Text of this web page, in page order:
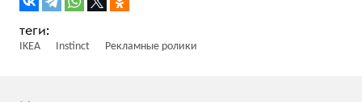
IKEA Instinct Рекламные ролики